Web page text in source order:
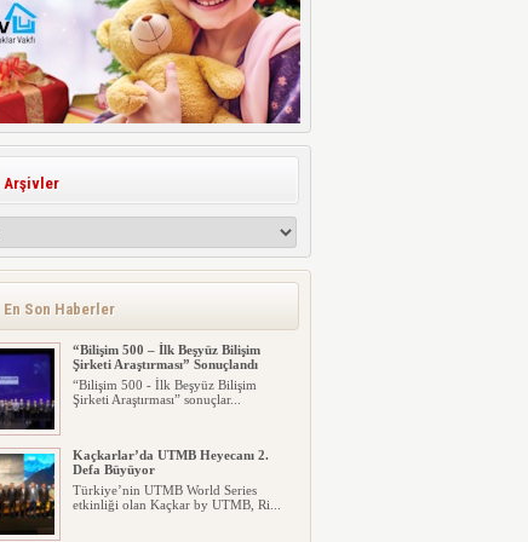
Arşivler
En Son Haberler
“Bilişim 500 – İlk Beşyüz Bilişim
Şirketi Araştırması” Sonuçlandı
“Bilişim 500 - İlk Beşyüz Bilişim
Şirketi Araştırması” sonuçlar...
Kaçkarlar’da UTMB Heyecanı 2.
Defa Büyüyor
Türkiye’nin UTMB World Series
etkinliği olan Kaçkar by UTMB, Ri...